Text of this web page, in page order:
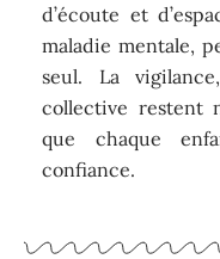
d’écoute et
maladie mentale,
seul. La
collective restent
que chaque
confiance.